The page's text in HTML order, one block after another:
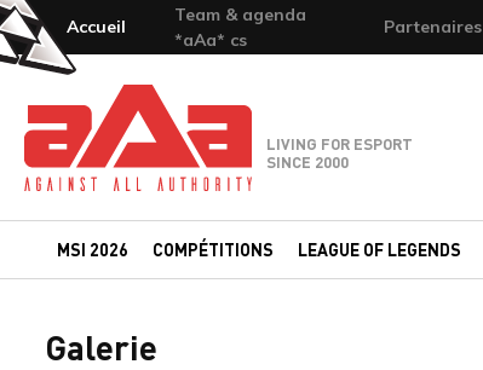
Accueil
Team & agenda
*aAa* cs
Partenaires
Team-aAa - against All authority
LIVING FOR ESPORT
SINCE 2000
MSI 2026 COMPÉTITIONS LEAGUE OF LEGENDS
Galerie